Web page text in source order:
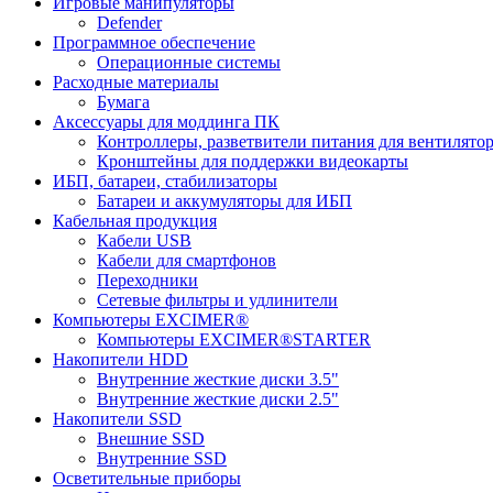
Defender
Программное обеспечение
Операционные системы
Расходные материалы
Бумага
Аксессуары для моддинга ПК
Контроллеры, разветвители питания для
Кронштейны для поддержки видеокарты
ИБП, батареи, стабилизаторы
Батареи и аккумуляторы для ИБП
Кабельная продукция
Кабели USB
Кабели для смартфонов
Переходники
Сетевые фильтры и удлинители
Компьютеры EXCIMER®
Компьютеры EXCIMER®STARTER
Накопители HDD
Внутренние жесткие диски 3.5"
Внутренние жесткие диски 2.5"
Накопители SSD
Внешние SSD
Внутренние SSD
Осветительные приборы